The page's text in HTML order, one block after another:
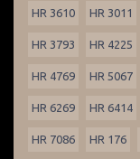
HR 3610 HR 3011
HR 3793 HR 4225
HR 4769 HR 5067
HR 6269 HR 6414
HR 7086 HR 176